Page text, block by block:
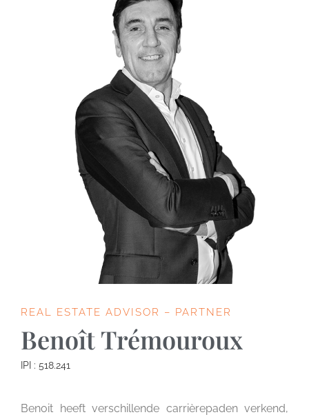
REAL ESTATE ADVISOR – PARTNER
Benoît Trémouroux
IPI : 518.241
Benoit heeft verschillende carrièrepaden verkend,